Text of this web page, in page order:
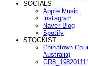
SOCIALS
Apple Music
Instagram
Naver Blog
Spotify
STOCKIST
Chinatown
Australia)